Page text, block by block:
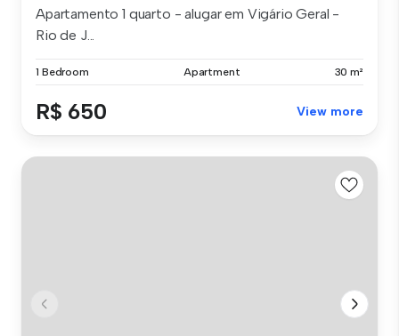
Apartamento 1 quarto - alugar em Vigário Geral -
Rio de J...
1 Bedroom Apartment 30 m²
R$ 650 View more